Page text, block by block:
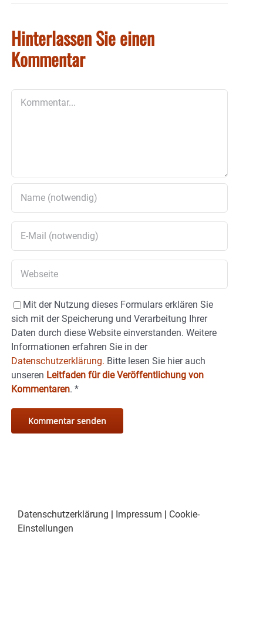
Hinterlassen Sie einen
Kommentar
Mit der Nutzung dieses Formulars erklären Sie
sich mit der Speicherung und Verarbeitung Ihrer
Daten durch diese Website einverstanden. Weitere
Informationen erfahren Sie in der
Datenschutzerklärung. Bitte lesen Sie hier auch
unseren Leitfaden für die Veröffentlichung von
Kommentaren. *
Datenschutzerklärung | Impressum | Cookie-
Einstellungen